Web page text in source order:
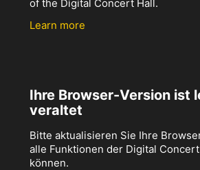
of the Digital Concert Hall.
Learn more
Ihre Browser-Version ist
veraltet
Bitte aktualisieren Sie Ihre
alle Funktionen der Digital
können.